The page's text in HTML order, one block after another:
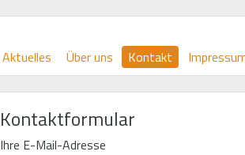
Aktuelles Über uns Kontakt (Aktuelle
Seite)
Kontaktformular
Ihre E-Mail-Adresse